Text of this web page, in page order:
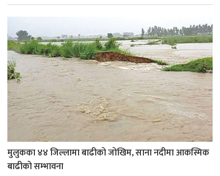
मुलुकका ४४ जिल्लामा बाढीको जोखिम, साना नदीमा आकस्मिक
बाढीको सम्भावना